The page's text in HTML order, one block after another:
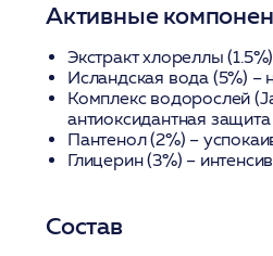
Активные
Экстракт хлореллы (1.5%)
Исландская вода (5%) –
Комплекс водорослей
антиоксидантная защита
Пантенол (2%) –
Глицерин (3%) –
Состав